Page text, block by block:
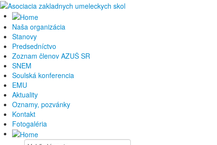
Naša organizácia
Stanovy
Predsedníctvo
Zoznam členov AZUŠ SR
SNEM
Soulská konferencia
EMU
Aktuality
Oznamy, pozvánky
Kontakt
Fotogaléria